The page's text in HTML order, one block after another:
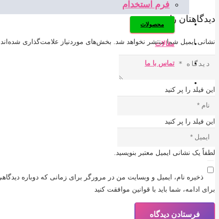
فرم استخدام
محصولات
مقالات
تماس با ما
دیدگاهتان را بنویسید
نشانی ایمیل شما منتشر نخواهد شد. بخش‌های موردنیاز علامت‌گذاری شده‌اند
این فیلد را پر کنید
این فیلد را پر کنید
لطفاً یک نشانی ایمیل معتبر بنویسید.
ذخیره نام، ایمیل و وبسایت من در مرورگر برای زمانی که دوباره
برای ادامه، شما باید با قوانین موافقت کنید
فرستادن دیدگاه